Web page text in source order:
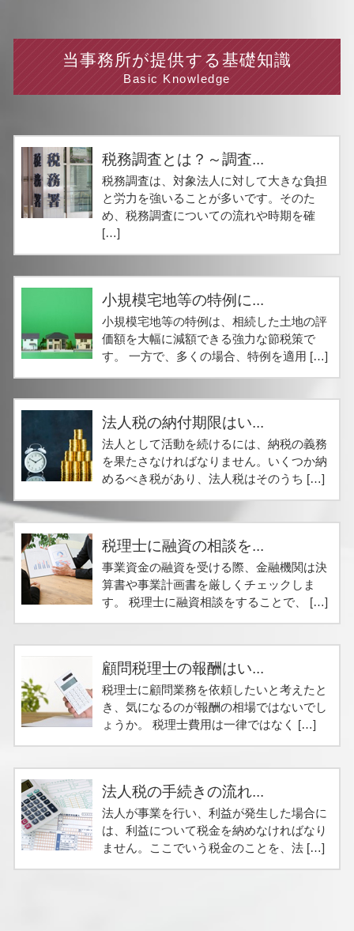
当事務所が提供する基礎知識
Basic Knowledge
税務調査とは？～調査...
税務調査は、対象法人に対して大きな負担
と労力を強いることが多いです。そのた
め、税務調査についての流れや時期を確
[…]
小規模宅地等の特例に...
小規模宅地等の特例は、相続した土地の評
価額を大幅に減額できる強力な節税策で
す。 一方で、多くの場合、特例を適用 […]
法人税の納付期限はい...
法人として活動を続けるには、納税の義務
を果たさなければなりません。いくつか納
めるべき税があり、法人税はそのうち […]
税理士に融資の相談を...
事業資金の融資を受ける際、金融機関は決
算書や事業計画書を厳しくチェックしま
す。 税理士に融資相談をすることで、 […]
顧問税理士の報酬はい...
税理士に顧問業務を依頼したいと考えたと
き、気になるのが報酬の相場ではないでし
ょうか。 税理士費用は一律ではなく […]
法人税の手続きの流れ...
法人が事業を行い、利益が発生した場合に
は、利益について税金を納めなければなり
ません。ここでいう税金のことを、法 […]